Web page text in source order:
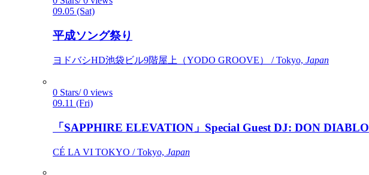
09.05 (Sat)
平成ソング祭り
ヨドバシHD池袋ビル9階屋上（YODO GROOVE） / Tokyo, Japan
0 Stars/ 0 views
09.11 (Fri)
「SAPPHIRE ELEVATION」Special Guest DJ: DON DIABLO
CÉ LA VI TOKYO / Tokyo, Japan